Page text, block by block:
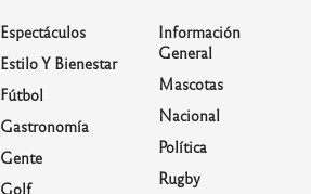
Espectáculos
Estilo Y Bienestar
Fútbol
Gastronomía
Gente
Golf
Información
General
Mascotas
Nacional
Política
Rugby